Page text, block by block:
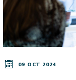
09 OCT 2024